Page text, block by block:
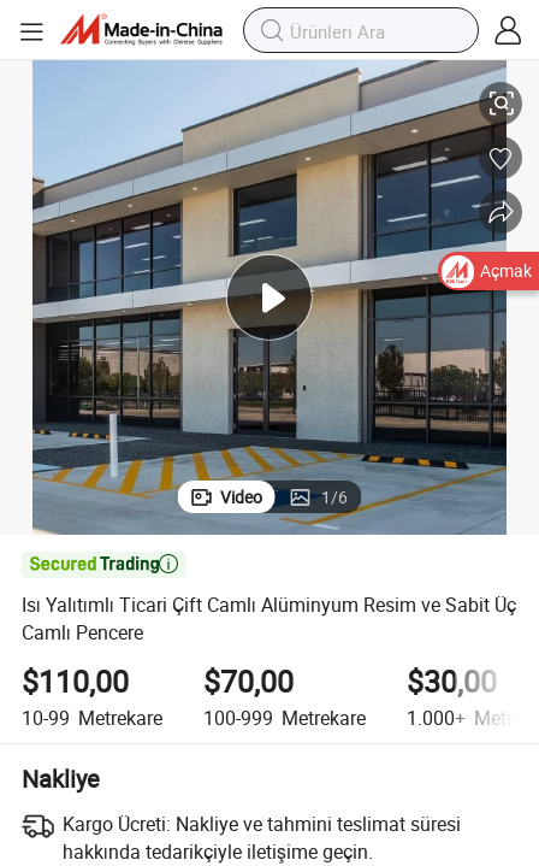
Isı Yalıtımlı Ticari Çift Camlı Alüminyum Resim ve Sabit Üç Camlı Pencere
Video 1/6

Isı Yalıtımlı Ticari Çift Camlı Alüminyum Resim ve Sabit Üç
Camlı Pencere
$110,00
10-99 Metrekare
$70,00
100-999 Metrekare
$30,00
1.000+
Nakliye
Kargo Ücreti: Nakliye ve tahmini teslimat süresi
hakkında tedarikçiyle iletişime geçin.
Açmak